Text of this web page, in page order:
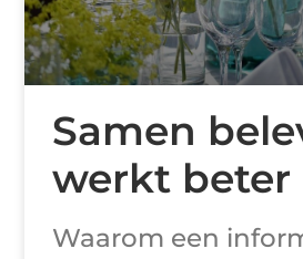
Samen
werkt beter
Waarom een